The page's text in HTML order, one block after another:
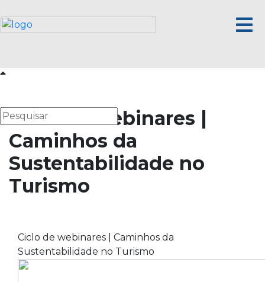
Ciclo de webinares |
Caminhos da
Sustentabilidade no
Turismo
Ciclo de webinares | Caminhos da
Sustentabilidade no Turismo